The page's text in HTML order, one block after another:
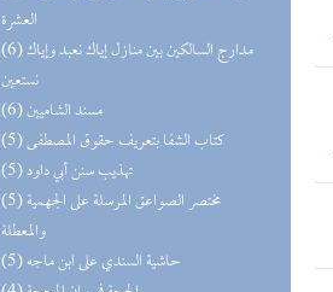
العشرة
(6) مدارج السالكين بين منازل إياك نعبد وإياك
نستعين
(6) مسند الشاميين
(5) كتاب الشفا بتعريف حقوق المصطفى
(5) تهذيب سنن أبي داود
(5) مختصر الصواعق المرسلة على الجهمية
والمعطلة
(5) حاشية السندي على ابن ماجه